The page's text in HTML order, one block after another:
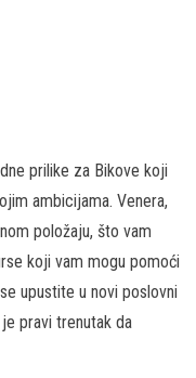
prilike za Bikove koji
ambicijama. Venera,
položaju, što vam
koji vam mogu pomoći
upustite u novi poslovni
pravi trenutak da